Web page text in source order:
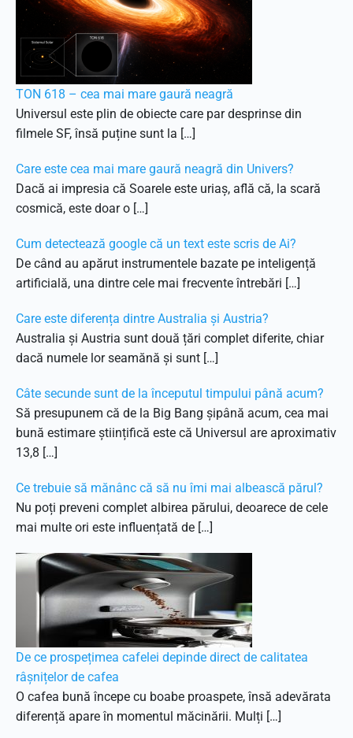
TON 618 – cea mai mare gaură neagră
Universul este plin de obiecte care par desprinse din
filmele SF, însă puține sunt la […]
Care este cea mai mare gaură neagră din Univers?
Dacă ai impresia că Soarele este uriaș, află că, la scară
cosmică, este doar o […]
Cum detectează google că un text este scris de Ai?
De când au apărut instrumentele bazate pe inteligență
artificială, una dintre cele mai frecvente întrebări […]
Care este diferența dintre Australia și Austria?
Australia și Austria sunt două țări complet diferite, chiar
dacă numele lor seamănă și sunt […]
Câte secunde sunt de la începutul timpului până acum?
Să presupunem că de la Big Bang șipână acum, cea mai
bună estimare științifică este că Universul are aproximativ
13,8 […]
Ce trebuie să mănânc că să nu îmi mai albească părul?
Nu poți preveni complet albirea părului, deoarece de cele
mai multe ori este influențată de […]
De ce prospețimea cafelei depinde direct de calitatea
râșnițelor de cafea
O cafea bună începe cu boabe proaspete, însă adevărata
diferență apare în momentul măcinării. Mulți […]